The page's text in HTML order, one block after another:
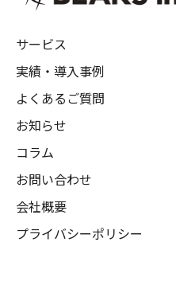
サービス
実績・導入事例
よくあるご質問
お知らせ
コラム
お問い合わせ
会社概要
プライバシーポリシー